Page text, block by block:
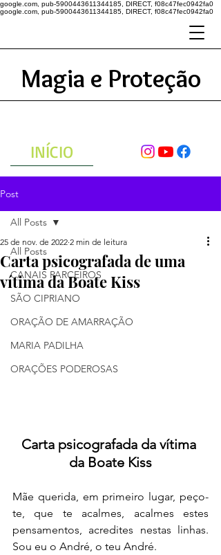
google.com, pub-5900443611344185, DIRECT, f08c47fec0942fa0
google.com, pub-5900443611344185, DIRECT, f08c47fec0942fa0
Magia e Proteção
INÍCIO
Post
All Posts
CANAIS PARCEIROS
SÃO CIPRIANO
ORAÇÃO DE AMARRAÇÃO
MARIA PADILHA
ORAÇÕES PODEROSAS
All Posts
Carta psicografada de uma
vítima da Boate Kiss
25 de nov. de 2022 2 min de leitura
Carta psicografada da vítima
da Boate Kiss
Mãe querida, em primeiro lugar, peço-
te, que te acalmes, acalmes estes
pensamentos, acredites nestas linhas.
Sou eu o André, o teu André.